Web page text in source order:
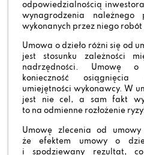
odpowiedzialnością
wynagrodzenia należnego
wykonanych przez niego
Umowa o dzieło różni się od
jest stosunku zależności
nadrzędności. Umowę o
konieczność osiągnięcia
umiejętności wykonawcy. W
jest nie cel, a sam fakt
to na odmienne rozłożenie
Umowę zlecenia od
że efektem umowy o
i spodziewany rezultat,